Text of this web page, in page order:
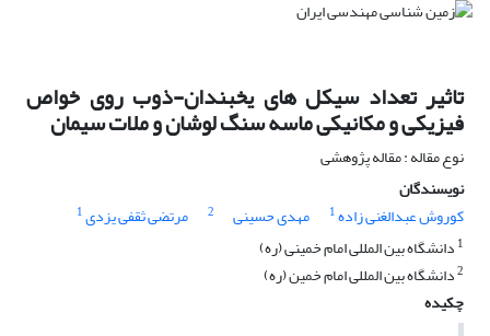
تاثیر تعداد سیکل های یخبندان-ذوب روی خواص
فیزیکی و مکانیکی ماسه سنگ لوشان و ملات سیمان
نوع مقاله : مقاله پژوهشی
نویسندگان
کوروش عبدالغنی زاده1 مهدی حسینی 2 مرتضی ثقفی یزدی1
1 دانشگاه بین المللی امام خمینی (ره)
2دانشگاه بین المللی امام خمین (ره)
چکیده